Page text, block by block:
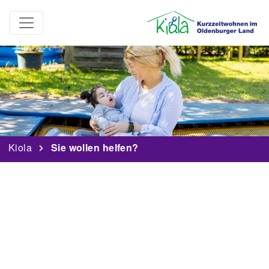
Kiola Sie wollen helfen?